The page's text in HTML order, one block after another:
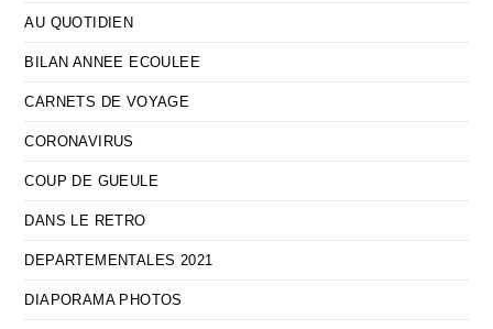
AU QUOTIDIEN
BILAN ANNEE ECOULEE
CARNETS DE VOYAGE
CORONAVIRUS
COUP DE GUEULE
DANS LE RETRO
DEPARTEMENTALES 2021
DIAPORAMA PHOTOS